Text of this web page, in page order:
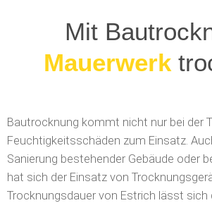
Mit
Mauerwerk
Bautrocknung kommt nicht nur bei der
Feuchtigkeitsschäden zum Einsatz.
Sanierung bestehender Gebäude oder
hat sich der Einsatz von
Trocknungsdauer von Estrich lässt sich